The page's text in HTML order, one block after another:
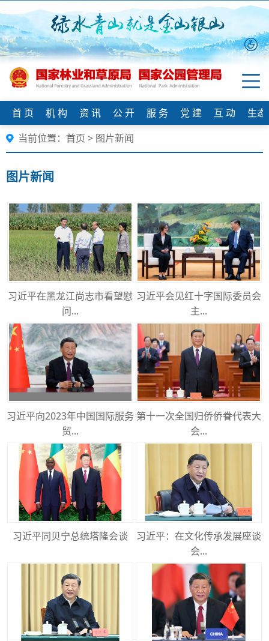
首 页 机 构 资 讯 公 开 服 务 党 建 互 动
生
当前位置： 首页 > 图片新闻
图片新闻
习近平在黑龙江尚志市看望慰
问...
习近平会见红十字国际委员会
主...
习近平向2023年中国国际服务
贸...
第十一次全国归侨侨眷代表大
会...
习近平同贝宁总统塔隆会谈
习近平：在文化传承发展座谈
会...